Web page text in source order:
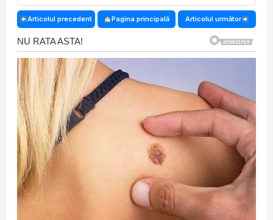
Articolul precedent Pagina principală Articolul următor